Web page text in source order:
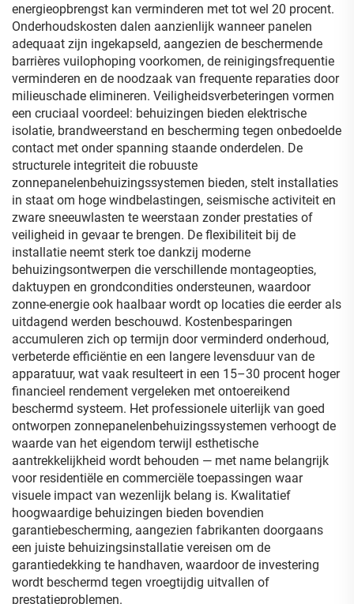
energieopbrengst kan verminderen met tot wel 20 procent.
Onderhoudskosten dalen aanzienlijk wanneer panelen
adequaat zijn ingekapseld, aangezien de beschermende
barrières vuilophoping voorkomen, de reinigingsfrequentie
verminderen en de noodzaak van frequente reparaties door
milieuschade elimineren. Veiligheidsverbeteringen vormen
een cruciaal voordeel: behuizingen bieden elektrische
isolatie, brandweerstand en bescherming tegen onbedoelde
contact met onder spanning staande onderdelen. De
structurele integriteit die robuuste
zonnepanelenbehuizingssystemen bieden, stelt installaties
in staat om hoge windbelastingen, seismische activiteit en
zware sneeuwlasten te weerstaan zonder prestaties of
veiligheid in gevaar te brengen. De flexibiliteit bij de
installatie neemt sterk toe dankzij moderne
behuizingsontwerpen die verschillende montageopties,
daktuypen en grondcondities ondersteunen, waardoor
zonne-energie ook haalbaar wordt op locaties die eerder als
uitdagend werden beschouwd. Kostenbesparingen
accumuleren zich op termijn door verminderd onderhoud,
verbeterde efficiëntie en een langere levensduur van de
apparatuur, wat vaak resulteert in een 15–30 procent hoger
financieel rendement vergeleken met ontoereikend
beschermd systeem. Het professionele uiterlijk van goed
ontworpen zonnepanelenbehuizingssystemen verhoogt de
waarde van het eigendom terwijl esthetische
aantrekkelijkheid wordt behouden — met name belangrijk
voor residentiële en commerciële toepassingen waar
visuele impact van wezenlijk belang is. Kwalitatief
hoogwaardige behuizingen bieden bovendien
garantiebescherming, aangezien fabrikanten doorgaans
een juiste behuizingsinstallatie vereisen om de
garantiedekking te handhaven, waardoor de investering
wordt beschermd tegen vroegtijdig uitvallen of
prestatieproblemen.